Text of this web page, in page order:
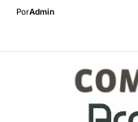
PorAdmin